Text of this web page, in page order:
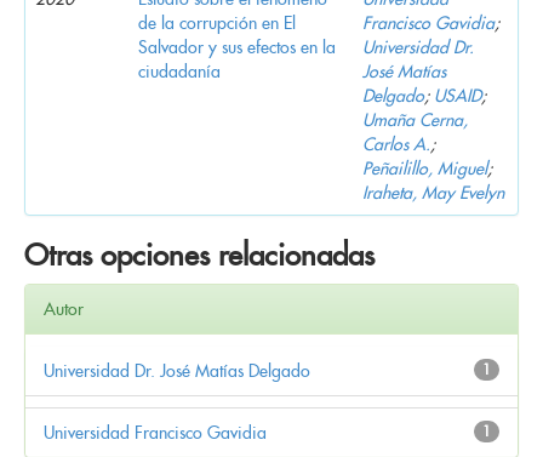
de la corrupción en El
Salvador y sus efectos en la
ciudadanía
Francisco Gavidia;
Universidad Dr.
José Matías
Delgado; USAID;
Umaña Cerna,
Carlos A.;
Peñailillo, Miguel;
Iraheta, May Evelyn
Otras opciones relacionadas
Autor
1
Universidad Dr. José Matías Delgado
1
Universidad Francisco Gavidia